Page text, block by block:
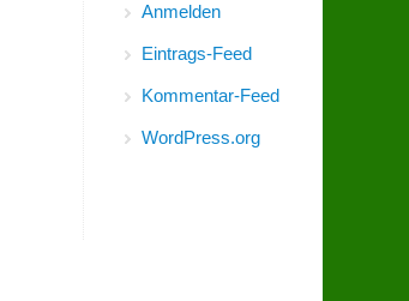
Anmelden
Eintrags-Feed
Kommentar-Feed
WordPress.org